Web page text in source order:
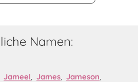
Namen:
Jameel, James, Jameson,